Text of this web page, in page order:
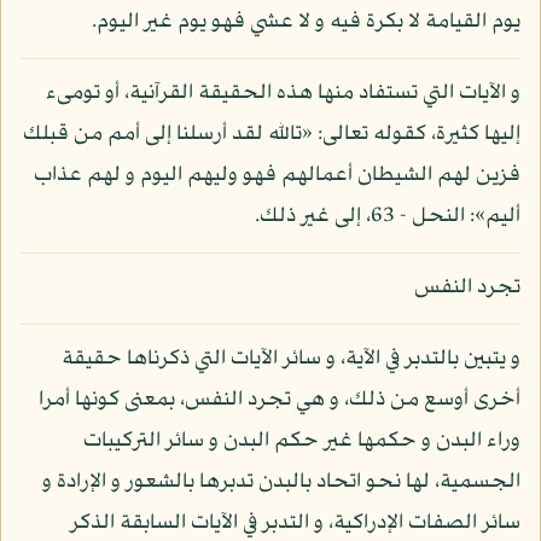
يوم القيامة لا بكرة فيه و لا عشي فهو يوم غير اليوم.
و الآيات التي تستفاد منها هذه الحقيقة القرآنية، أو تومىء
إليها كثيرة، كقوله تعالى: «تالله لقد أرسلنا إلى أمم من قبلك
فزين لهم الشيطان أعمالهم فهو وليهم اليوم و لهم عذاب
أليم»: النحل - 63، إلى غير ذلك.
تجرد النفس
و يتبين بالتدبر في الآية، و سائر الآيات التي ذكرناها حقيقة
أخرى أوسع من ذلك، و هي تجرد النفس، بمعنى كونها أمرا
وراء البدن و حكمها غير حكم البدن و سائر التركيبات
الجسمية، لها نحو اتحاد بالبدن تدبرها بالشعور و الإرادة و
سائر الصفات الإدراكية، و التدبر في الآيات السابقة الذكر